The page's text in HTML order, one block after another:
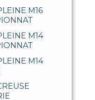
M16
M14
M14